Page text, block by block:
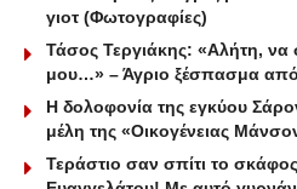
γιοτ (Φωτογραφίες)
Τάσος Τεργιάκης: «Αλήτη, να
μου…» – Άγριο ξέσπασμα
Η δολοφονία της εγκύου
μέλη της «Οικογένειας
Τεράστιο σαν σπίτι το